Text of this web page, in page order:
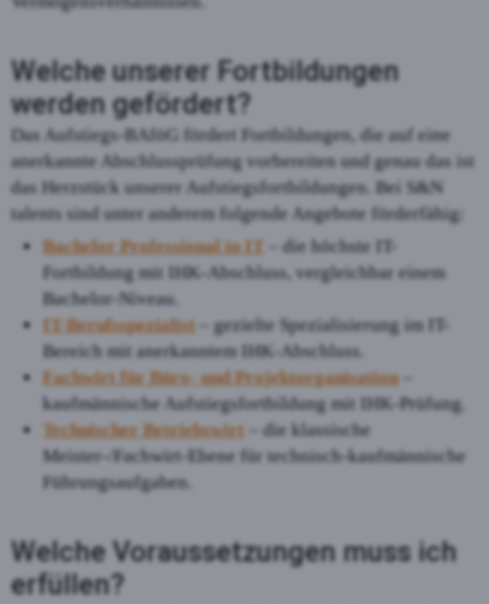
Welche unserer Fortbildungen
werden gefördert?
Das Aufstiegs-BAföG fördert Fortbildungen, die auf eine
anerkannte Abschlussprüfung vorbereiten und genau das ist
das Herzstück unserer Aufstiegsfortbildungen. Bei S&N
talents sind unter anderem folgende Angebote förderfähig:
Bachelor Professional in IT
– die höchste IT-
Fortbildung mit IHK-Abschluss, vergleichbar einem
Bachelor-Niveau.
IT-Berufsspezialist – gezielte Spezialisierung im IT-
Bereich mit anerkanntem IHK-Abschluss.
Fachwirt für Büro- und Projektorganisation–
kaufmännische Aufstiegsfortbildung mit IHK-Prüfung.
Technischer Betriebswirt – die klassische
Meister-/Fachwirt-Ebene für technisch-kaufmännische
Führungsaufgaben.
Welche Voraussetzungen muss ich
erfüllen?